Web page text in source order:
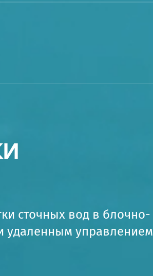
сточных вод в блочно-
удаленным управлением